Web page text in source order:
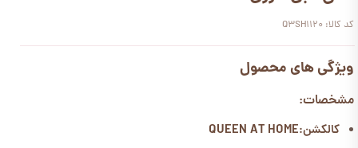
کد کالا: Q3SH1120
ویژگی های محصول
مشخصات:
کالکشن:QUEEN AT HOME